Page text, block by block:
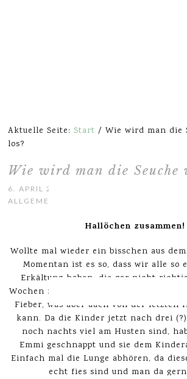
Aktuelle Seite:Start / Wie wird man die
los?
Wie wird man die Seuche
6. APRIL 2016
ALLGEMEIN
Hallöchen zusammen!
Wollte mal wieder ein bisschen aus
Momentan ist es so, dass wir alle so
Erkältung haben, die gar nicht
Wochen nicht. Emmi hatte
Fieber, was aber auch von der letzten
kann. Da die Kinder jetzt nach drei
noch nachts viel am Husten sind,
Emmi geschnappt und sie dem
Einfach mal die Lunge abhören, da
echt fies sind und man da